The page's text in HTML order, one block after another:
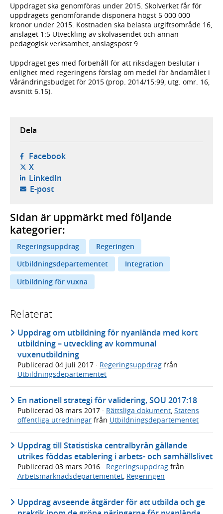
Uppdraget ska genomföras under 2015. Skolverket får för
uppdragets genomförande disponera högst 5 000 000
kronor under 2015. Kostnaden ska belasta utgiftsområde 16,
anslaget 1:5 Utveckling av skolväsendet och annan
pedagogisk verksamhet, anslagspost 9.
Uppdraget ges med förbehåll för att riksdagen beslutar i
enlighet med regeringens förslag om medel för ändamålet i
Vårändringsbudget för 2015 (prop. 2014/15:99, utg. omr. 16,
avsnitt 6.15).
Dela
Facebook- öppnas i ny flik, extern webbplats,
X- öppnas i ny flik, extern webbplats,
LinkedIn- öppnas i ny flik, extern webbplats,
E-post- öppnar din e-postklient,
Sidan är uppmärkt med följande
kategorier:
Regeringsuppdrag
Regeringen
Utbildningsdepartementet
Integration
Utbildning för vuxna
Relaterat
Uppdrag om utbildning för nyanlända med kort
utbildning – utveckling av kommunal
vuxenutbildning
Publicerad 04 juli 2017 · Regeringsuppdrag från
Utbildningsdepartementet
En nationell strategi för validering, SOU 2017:18
Publicerad 08 mars 2017 · Rättsliga dokument Statens
offentliga utredningar från Utbildningsdepartementet
Uppdrag till Statistiska centralbyrån gällande
utrikes föddas etablering i arbets- och samhällslivet
Publicerad 03 mars 2016 · Regeringsuppdrag från
Arbetsmarknadsdepartementet, Regeringen
Uppdrag avseende åtgärder för att utbilda och ge